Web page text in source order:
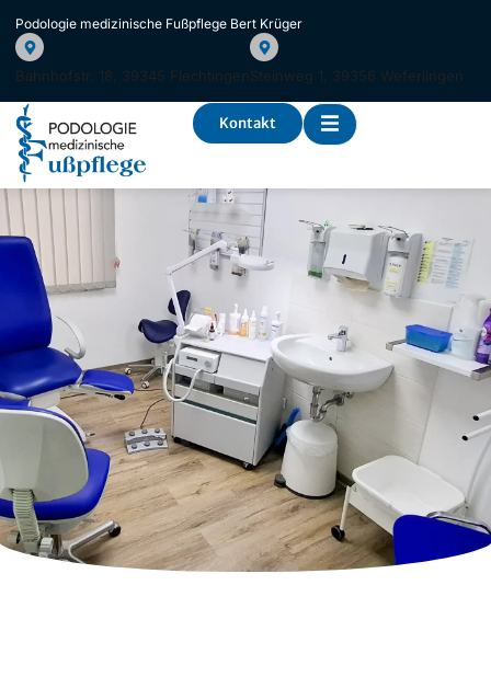
Podologie medizinische Fußpflege Bert Krüger
Bahnhofstr. 18, 39345 FlechtingenSteinweg 1, 39356 Weferlingen
Kontakt